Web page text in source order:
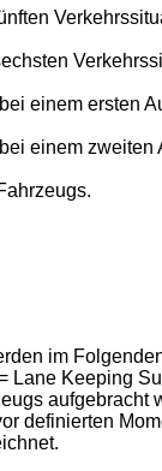
einem ersten
einem zweiten
im
Lane Keeping
definierten